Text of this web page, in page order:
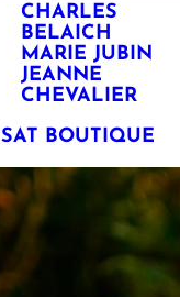
CHARLES
BELAICH
MARIE JUBIN
JEANNE
CHEVALIER
SAT BOUTIQUE